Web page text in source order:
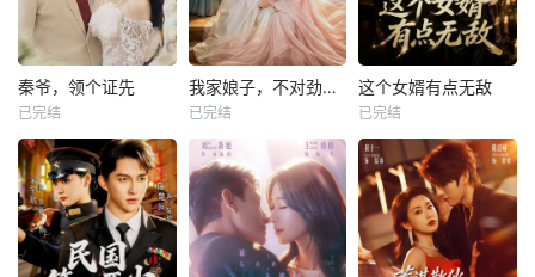
秦爷，领个证先
已完结
我家娘子，不对劲第四季
已完结
这个女婿有点无敌
已完结